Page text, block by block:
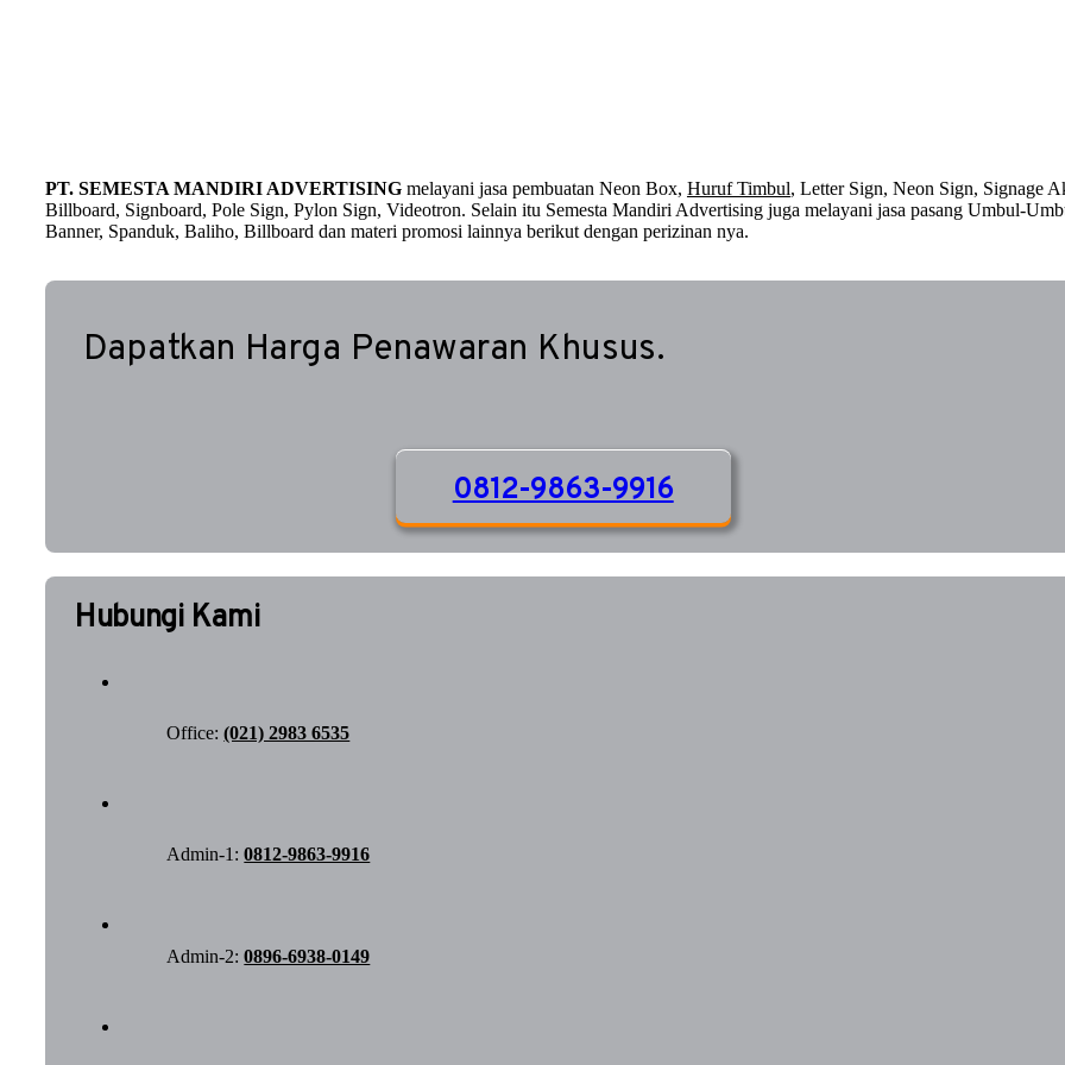
PT. SEMESTA MANDIRI ADVERTISINGmelayani jasa pembuatan Neon Box, Huruf Timbul, Letter Sign, Neon Sign, Signage
Billboard, Signboard, Pole Sign, Pylon Sign, Videotron. Selain itu Semesta Mandiri Advertising juga melayani jasa pasang Umbul-
Banner, Spanduk, Baliho, Billboard dan materi promosi lainnya berikut dengan perizinan nya.
Dapatkan Harga Penawaran Khusus.
0812-9863-9916
Hubungi Kami
Office:(021) 2983 6535
Admin-1:0812-9863-9916
Admin-2:0896-6938-0149